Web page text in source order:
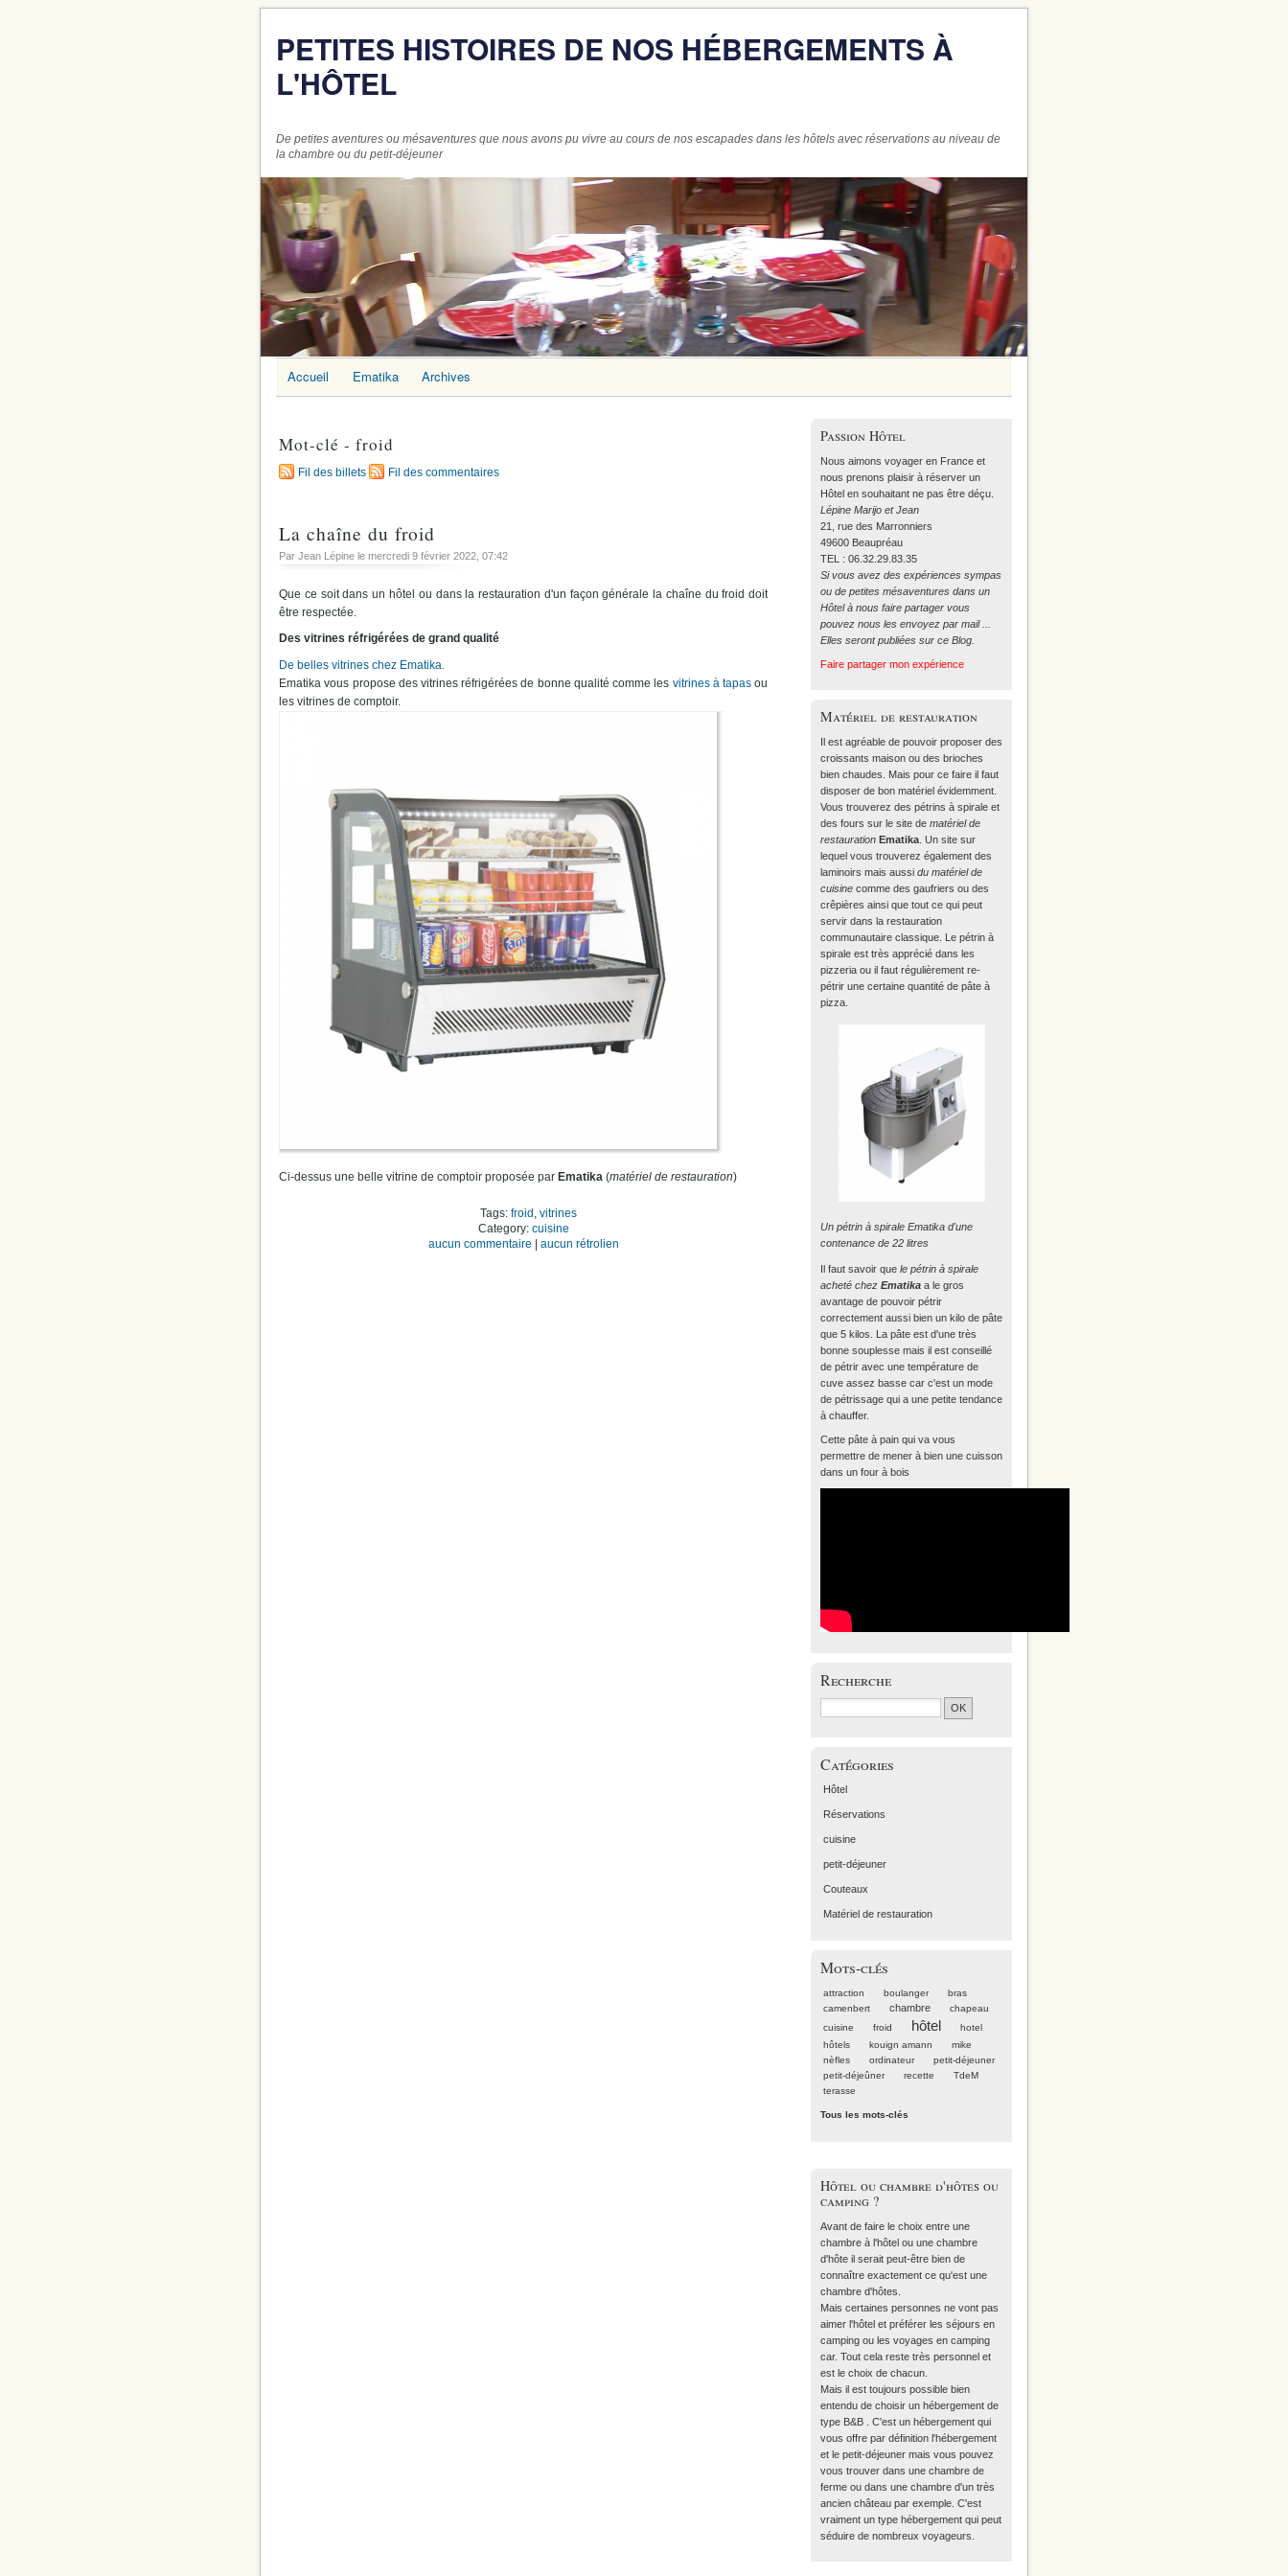
PETITES HISTOIRES DE NOS HÉBERGEMENTS À
L'HÔTEL
De petites aventures ou mésaventures que nous avons pu vivre au cours de nos escapades dans les hôtels avec réservations au niveau de
la chambre ou du petit-déjeuner
Accueil Ematika Archives
Mot-clé - froid
Fil des billets Fil des commentaires
La chaîne du froid
Par Jean Lépine lemercredi 9 février 2022 , 07:42
Que ce soit dans un hôtel ou dans la restauration d'un façon générale la chaîne du froid doit
être respectée.
Des vitrines réfrigérées de grand qualité
De belles vitrines chez Ematika.
Ematika vous propose des vitrines réfrigérées de bonne qualité comme les vitrines à tapasou
les vitrines de comptoir.
Ci-dessus une belle vitrine de comptoir proposée par Ematika (matériel de restauration)
froid , vitrines
cuisine
aucun commentaire
aucun rétrolien
Passion Hôtel
Nous aimons voyager en France et
nous prenons plaisir à réserver un
Hôtel en souhaitant ne pas être déçu.
Lépine Marijo et Jean
21, rue des Marronniers
49600 Beaupréau
TEL : 06.32.29.83.35
Si vous avez des expériences sympas
ou de petites mésaventures dans un
Hôtel à nous faire partager vous
pouvez nous les envoyez par mail ...
Elles seront publiées sur ce Blog.
Faire partager mon expérience
Matériel de restauration
Il est agréable de pouvoir proposer des
croissants maison ou des brioches
bien chaudes. Mais pour ce faire il faut
disposer de bon matériel évidemment.
Vous trouverezdes pétrins à spirale et
des fours sur le site dematériel de
restauration Ematika . Un site sur
lequel vous trouverez également des
laminoirs mais aussidu matériel de
cuisine comme des gaufriers ou des
crêpières ainsi que tout ce qui peut
servir dans la restauration
communautaire classique. Le pétrin à
spirale est très apprécié dans les
pizzeria ou il faut régulièrement re-
pétrir une certaine quantité de pâte à
pizza.
Un pétrin à spirale Ematika d'une
contenance de 22 litres
Il faut savoir quele pétrin à spirale
acheté chezEmatika a le gros
avantage de pouvoir pétrir
correctement aussi bien un kilo de pâte
que 5 kilos. La pâte est d'une très
bonne souplesse mais il est conseillé
de pétrir avec une température de
cuve assez basse car c'est un mode
de pétrissage qui a une petite tendance
à chauffer.
Cette pâte à pain qui va vous
permettre de mener à bien une cuisson
dans un four à bois
Recherche
Catégories
Hôtel
Réservations
cuisine
petit-déjeuner
Couteaux
Matériel de restauration
Mots-clés
attraction boulanger
bras
camenbert
chambre
chapeau
cuisine
froid hôtel
hotel
hôtels
kouign amann
mike
nèfles
ordinateur
petit-déjeuner
petit-déjeûner
recette
TdeM
terasse
Tous les mots-clés
Hôtel ou chambre d'hôtes ou
camping ?
Avant de faire le choix entre une
chambre à l'hôtel ou une chambre
d'hôte il serait peut-être bien de
connaître exactementce qu'est une
chambre d'hôtes
Mais certaines personnes ne vont pas
aimer l'hôtel et préférer les séjours en
camping ou les voyages en camping
car. Tout cela reste très personnel et
est le choix de chacun.
Mais il est toujours possible bien
entendu de choisirun hébergement de
type B&B . C'est un hébergement qui
vous offre par définition l'hébergement
et le petit-déjeuner mais vous pouvez
vous trouver dans une chambre de
ferme ou dans une chambre d'un très
ancien château par exemple. C'est
vraiment un type hébergement qui peut
séduire de nombreux voyageurs.